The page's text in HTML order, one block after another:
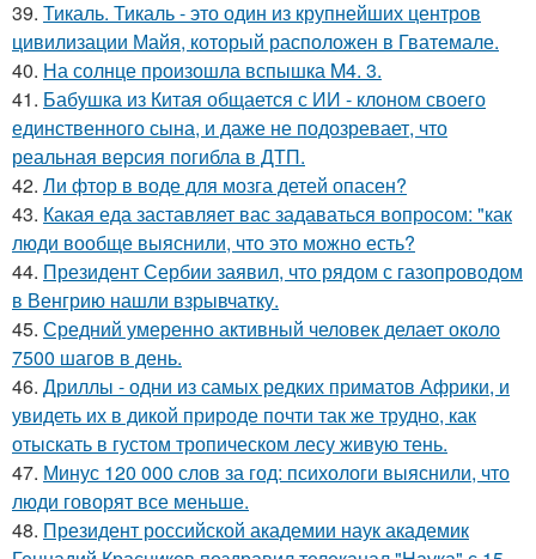
39. Тикаль. Тикаль - это один из крупнейших центров
цивилизации Майя, который расположен в Гватемале.
40. На солнце произошла вспышка M4. 3.
41. Бабушка из Китая общается с ИИ - клоном своего
единственного сына, и даже не подозревает, что
реальная версия погибла в ДТП.
42. Ли фтор в воде для мозга детей опасен?
43. Какая еда заставляет вас задаваться вопросом: "как
люди вообще выяснили, что это можно есть?
44. Президент Сербии заявил, что рядом с газопроводом
в Венгрию нашли взрывчатку.
45. Средний умеренно активный человек делает около
7500 шагов в день.
46. Дриллы - одни из самых редких приматов Африки, и
увидеть их в дикой природе почти так же трудно, как
отыскать в густом тропическом лесу живую тень.
47. Минус 120 000 слов за год: психологи выяснили, что
люди говорят все меньше.
48. Президент российской академии наук академик